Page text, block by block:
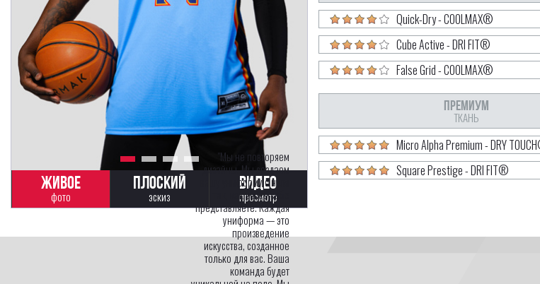
ЖИВОЕ
фото
ПЛОСКИЙ
эскиз
ВИДЕО
просмотр
Quick-Dry - COOLMAX®
Cube Active - DRI FIT®
False Grid - COOLMAX®
ПРЕМИУМ
ТКАНЬ
Micro Alpha Premium - DRY
Square Prestige - DRI FIT®
"Мы не повторяем
дизайны. Мы создаем
вашу униформу с нуля
так, как вы ее себе
представляете. Каждая
униформа — это
произведение
искусства, созданное
только для вас. Ваша
команда будет